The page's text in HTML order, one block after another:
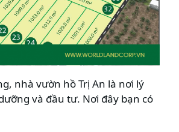
nhà vườn hồ Trị An là nơi lý
và đầu tư. Nơi đây bạn có